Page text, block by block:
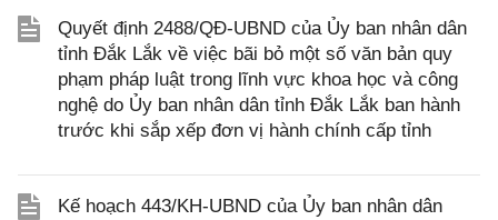
Quyết định 2488/QĐ-UBND của Ủy ban nhân dân
tỉnh Đắk Lắk về việc bãi bỏ một số văn bản quy
phạm pháp luật trong lĩnh vực khoa học và công
nghệ do Ủy ban nhân dân tỉnh Đắk Lắk ban hành
trước khi sắp xếp đơn vị hành chính cấp tỉnh
Kế hoạch 443/KH-UBND của Ủy ban nhân dân